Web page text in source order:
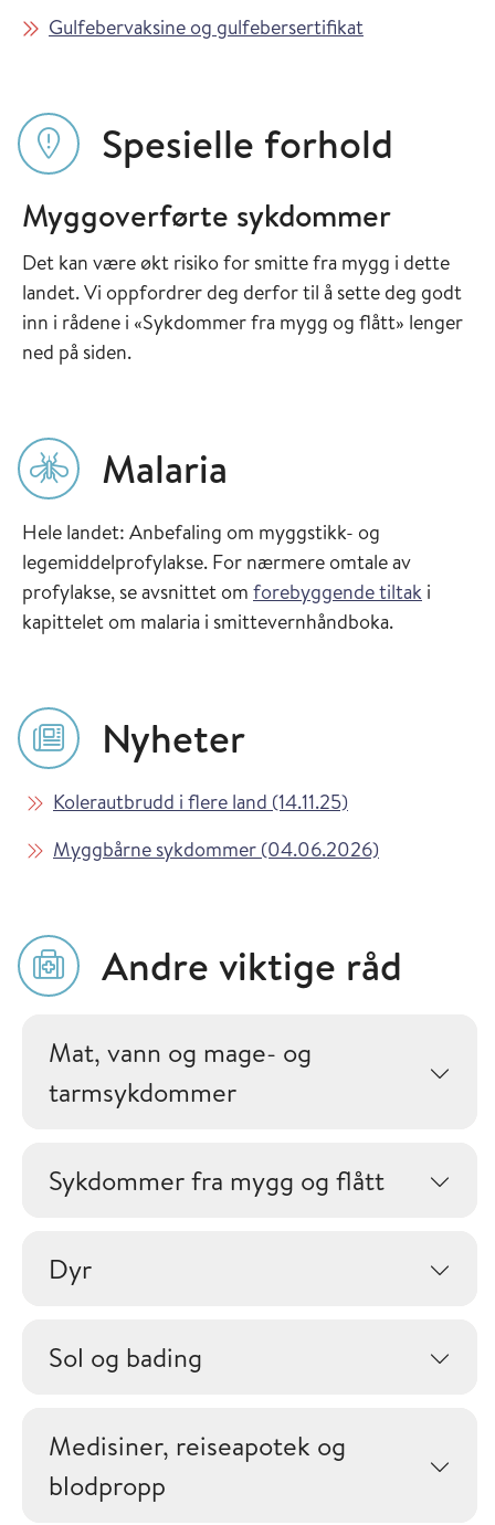
Gulfebervaksine og gulfebersertifikat
Spesielle forhold
Myggoverførte sykdommer
Det kan være økt risiko for smitte fra mygg i dette
landet. Vi oppfordrer deg derfor til å sette deg godt
inn i rådene i «Sykdommer fra mygg og flått» lenger
ned på siden.
Malaria
Hele landet: Anbefaling om myggstikk- og
legemiddelprofylakse. For nærmere omtale av
profylakse, se avsnittet om forebyggende tiltak i
kapittelet om malaria i smittevernhåndboka.
Nyheter
Les mer om
Kolerautbrudd i flere land (14.11.25)i
Les mer om
Myggbårne sykdommer (04.06.2026)i
Andre viktige råd
Mat, vann og mage- og
tarmsykdommer
Sykdommer fra mygg og flått
Dyr
Sol og bading
Medisiner, reiseapotek og
blodpropp